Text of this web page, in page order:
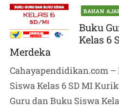
Posted
on
BAHAN
Buku
Kelas 6
Merdeka
Cahayapendidikan.com
Siswa Kelas 6 SD MI
Guru dan Buku Siswa